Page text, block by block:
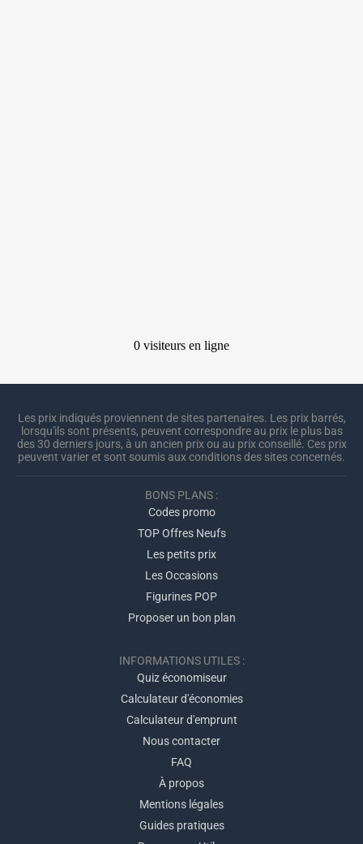
Les prix indiqués proviennent de sites partenaires. Les prix barrés,
lorsqu'ils sont présents, peuvent correspondre au prix le plus bas
des 30 derniers jours, à un ancien prix ou au prix conseillé. Ces prix
peuvent varier et sont soumis aux conditions des sites concernés.
BONS PLANS :
Codes promo
TOP Offres Neufs
Les petits prix
Les Occasions
Figurines POP
Proposer un bon plan
INFORMATIONS UTILES :
Quiz économiseur
Calculateur d'économies
Calculateur d'emprunt
Nous contacter
FAQ
À propos
Mentions légales
Guides pratiques